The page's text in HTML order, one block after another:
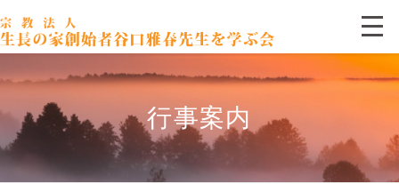
行事案内